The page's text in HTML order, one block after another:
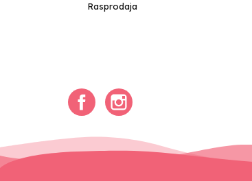
Rasprodaja
Facebook